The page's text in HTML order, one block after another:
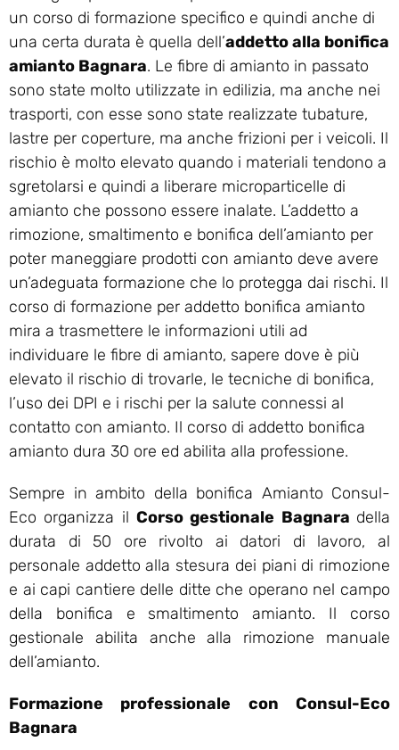
un corso di formazione specifico e quindi anche di
una certa durata è quella dell’addetto alla bonifica
amianto Bagnara. Le fibre di amianto in passato
sono state molto utilizzate in edilizia, ma anche nei
trasporti, con esse sono state realizzate tubature,
lastre per coperture, ma anche frizioni per i veicoli. Il
rischio è molto elevato quando i materiali tendono a
sgretolarsi e quindi a liberare microparticelle di
amianto che possono essere inalate. L’addetto a
rimozione, smaltimento e bonifica dell’amianto per
poter maneggiare prodotti con amianto deve avere
un’adeguata formazione che lo protegga dai rischi. Il
corso di formazione per addetto bonifica amianto
mira a trasmettere le informazioni utili ad
individuare le fibre di amianto, sapere dove è più
elevato il rischio di trovarle, le tecniche di bonifica,
l’uso dei DPI e i rischi per la salute connessi al
contatto con amianto. Il corso di addetto bonifica
amianto dura 30 ore ed abilita alla professione.
Sempre in ambito della bonifica Amianto Consul-
Eco organizza il Corso gestionale Bagnara della
durata di 50 ore rivolto ai datori di lavoro, al
personale addetto alla stesura dei piani di rimozione
e ai capi cantiere delle ditte che operano nel campo
della bonifica e smaltimento amianto. Il corso
gestionale abilita anche alla rimozione manuale
dell’amianto.
Formazione professionale con Consul-Eco
Bagnara